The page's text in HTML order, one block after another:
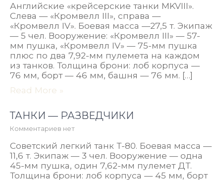
Английские «крейсерские танки MKVIII».
Слева — «Кромвелл III», справа —
«Кромвелл IV». Боевая масса —27,5 т. Экипаж
— 5 чел. Вооружение: «Кромвелл III» — 57-
мм пушка, «Кромвелл IV» — 75-мм пушка
плюс по два 7,92-мм пулемета на каждом
из танков. Толщина брони: лоб корпуса —
76 мм, борт — 46 мм, башня — 76 мм. […]
Read More »
ТАНКИ — РАЗВЕДЧИКИ
Комментариев нет
Советский легкий танк Т-80. Боевая масса —
11,6 т. Экипаж — 3 чел. Вооружение — одна
45-мм пушка, один 7,62-мм пулемет ДТ.
Толщина брони: лоб корпуса — 45 мм, борт